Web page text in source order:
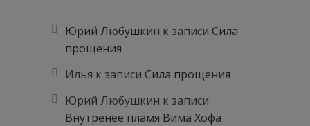
Юрий Любушкин к записи Сила
прощения
Илья к записи Сила прощения
Юрий Любушкин к записи
Внутренее пламя Вима Хофа